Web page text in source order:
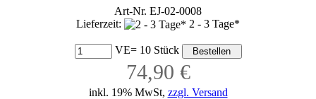
Art-Nr. EJ-02-0008
Lieferzeit:
2 - 3 Tage*
VE= 10 Stück
74,90 €
inkl. 19% MwSt, zzgl. Versand